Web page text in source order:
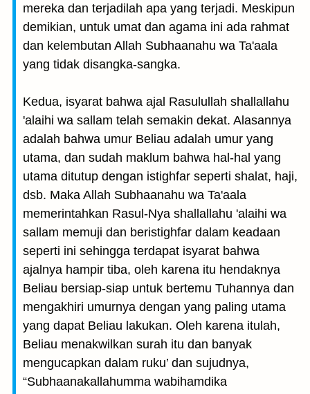
mereka dan terjadilah apa yang terjadi. Meskipun
demikian, untuk umat dan agama ini ada rahmat
dan kelembutan Allah Subhaanahu wa Ta'aala
yang tidak disangka-sangka.
Kedua, isyarat bahwa ajal Rasulullah shallallahu
'alaihi wa sallam telah semakin dekat. Alasannya
adalah bahwa umur Beliau adalah umur yang
utama, dan sudah maklum bahwa hal-hal yang
utama ditutup dengan istighfar seperti shalat, haji,
dsb. Maka Allah Subhaanahu wa Ta'aala
memerintahkan Rasul-Nya shallallahu 'alaihi wa
sallam memuji dan beristighfar dalam keadaan
seperti ini sehingga terdapat isyarat bahwa
ajalnya hampir tiba, oleh karena itu hendaknya
Beliau bersiap-siap untuk bertemu Tuhannya dan
mengakhiri umurnya dengan yang paling utama
yang dapat Beliau lakukan. Oleh karena itulah,
Beliau menakwilkan surah itu dan banyak
mengucapkan dalam ruku’ dan sujudnya,
“Subhaanakallahumma wabihamdika